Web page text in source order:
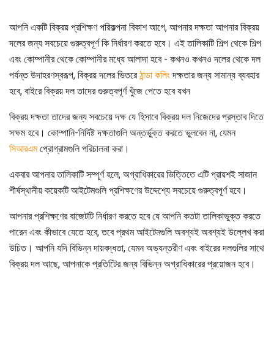
আপনি একটি বিক্রয় প্রশিক্ষণ পরিকল্পনা বিকাশ আগে, আপনার দক্ষতা আপনার বিক্রয়
দলের জন্য সবচেয়ে গুরুত্বপূর্ণ কি নির্ধারণ করতে হবে। এই তালিকাটি শিল্প থেকে শিল্প
এবং কোম্পানীর থেকে কোম্পানীর মধ্যে আলাদা হবে - কখনও কখনও দলের থেকে দল
পর্যন্ত উদাহরণস্বরূপ, বিক্রয় দলের ভিতরেঠান্ডা কলিংদক্ষতার জন্য সামান্য ব্যবহার
হবে, বাইরে বিক্রয় দল তাদের গুরুত্বপূর্ণ খুঁজে পেতে হবে যখন
বিক্রয় দক্ষতা তাদের জন্য সবচেয়ে দক্ষ যে হিসাবে বিক্রয় দল নিজেদের প্রস্তাব দিতে
সক্ষম হবে। কোম্পানি-নির্দিষ্ট দক্ষতাগুলি অন্তর্ভুক্ত করতে ভুলবেন না, যেমন
সিআরএমপ্রোগ্রামগুলি পরিচালনা করা।
একবার আপনার তালিকাটি সম্পূর্ণ হলে, অগ্রাধিকারের ভিত্তিতে এটি প্রায়শই সাজান
শীর্ষস্থানীয় কয়েকটি আইটেমগুলি প্রশিক্ষণের উদ্দেশ্যে সবচেয়ে গুরুত্বপূর্ণ হবে।
আপনার প্রশিক্ষণের বাজেটটি নির্ধারণ করতে হবে যে আপনি কতটা তালিকাভুক্ত করতে
পারেন এবং কীভাবে যেতে হবে, তবে প্রথম আইটেমগুলি অবশ্যই অবশ্যই উল্লেখ করা
উচিত। আপনি যদি বিভিন্ন দায়বদ্ধতা, যেমন অভ্যন্তরীণ এবং বাইরের দলগুলির সাথে
বিক্রয় দল আছে, আপনাকে প্রতিটিের জন্য বিভিন্ন অগ্রাধিকারের প্রয়োজন হবে।